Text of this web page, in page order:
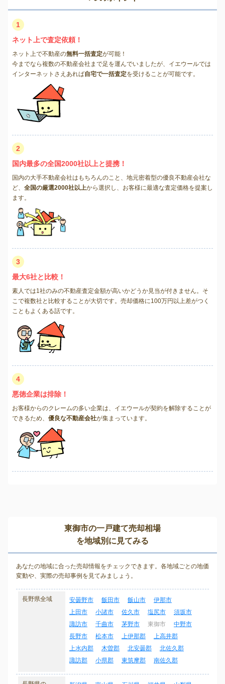
1
ネット上で査定依頼！
ネット上で不動産の無料一括査定が可能！
今までなら複数の不動産会社まで足を運んでいましたが、イエウールでは
インターネットさえあれば自宅で一括査定を受けることが可能です。
2
国内最多の全国2000社以上と提携！
国内の大手不動産会社はもちろんのこと、地元密着型の優良不動産会社な
ど、 全国の厳選2000社以上から選択し、お客様に最適な査定価格を提案し
ます。
3
最大6社と比較！
素人では1社のみの不動産査定金額が高いかどうか見当が付きません。そ
こで複数社と比較することが大切です。売却価格に100万円以上差がつく
こともよくある話です。
4
悪徳企業は排除！
お客様からのクレームの多い企業は、イエウールが契約を解除することが
できるため、 優良な不動産会社が集まっています。
東御市の一戸建て売却相場
を地域別に見てみる
あなたの地域に合った売却情報をチェックできます。各地域ごとの地価
変動や、実際の売却事例を見てみましょう。
長野県全域 安曇野市 飯田市 飯山市
伊那市
上田市
小諸市 佐久市 塩尻市
須坂市
諏訪市
千曲市 茅野市 東御市
中野市
長野市
松本市 上伊那郡
上高井郡
上水内郡
木曽郡 北安曇郡
北佐久郡
諏訪郡
小県郡 東筑摩郡 南佐久郡